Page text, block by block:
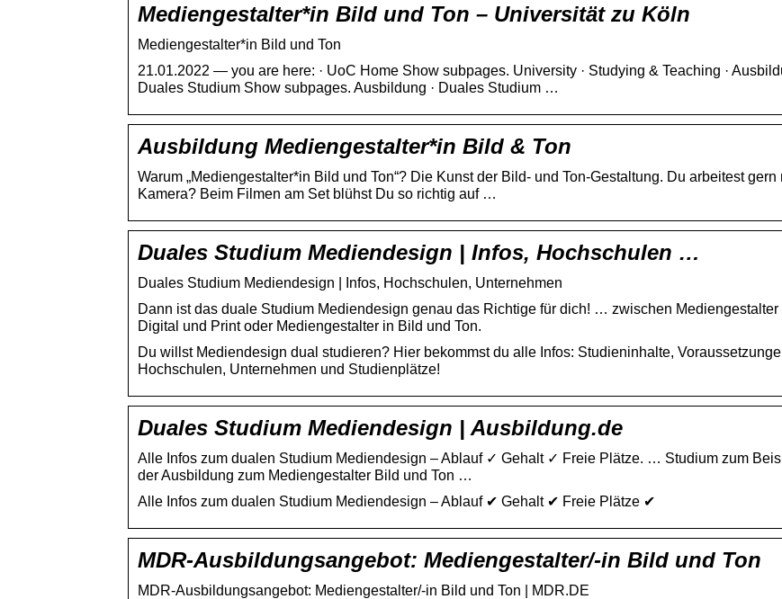
Mediengestalter*in Bild und Ton – Universität zu Köln
Mediengestalter*in Bild und Ton
21.01.2022 — you are here: · UoC Home Show subpages. University · Studying & Teaching ·
Duales Studium Show subpages. Ausbildung · Duales Studium …
Ausbildung Mediengestalter*in Bild & Ton
Warum „Mediengestalter*in Bild und Ton“? Die Kunst der Bild- und Ton-Gestaltung. Du arbeitest gern
Kamera? Beim Filmen am Set blühst Du so richtig auf …
Duales Studium Mediendesign | Infos, Hochschulen …
Duales Studium Mediendesign | Infos, Hochschulen, Unternehmen
Dann ist das duale Studium Mediendesign genau das Richtige für dich! … zwischen Mediengestalter
Digital und Print oder Mediengestalter in Bild und Ton.
Du willst Mediendesign dual studieren? Hier bekommst du alle Infos: Studieninhalte,
Hochschulen, Unternehmen und Studienplätze!
Duales Studium Mediendesign | Ausbildung.de
Alle Infos zum dualen Studium Mediendesign – Ablauf ✓ Gehalt ✓ Freie Plätze. … Studium zum
der Ausbildung zum Mediengestalter Bild und Ton …
Alle Infos zum dualen Studium Mediendesign – Ablauf ✔ Gehalt ✔ Freie Plätze ✔
MDR-Ausbildungsangebot: Mediengestalter/-in Bild und Ton
MDR-Ausbildungsangebot: Mediengestalter/-in Bild und Ton | MDR.DE